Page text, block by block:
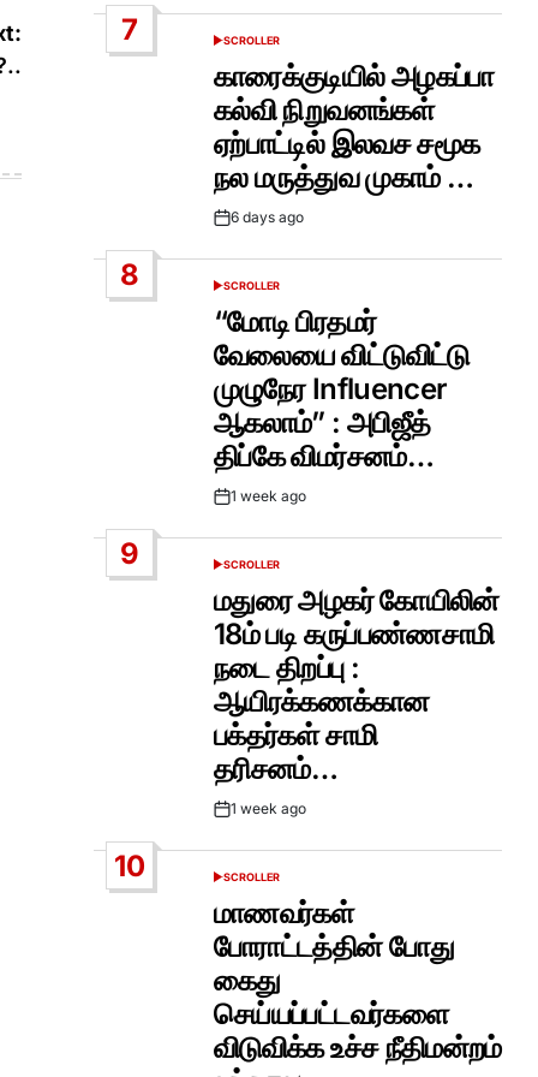
7
POSTED
SCROLLER
காரைக்குடியில் அழகப்பா
கல்வி நிறுவனங்கள்
ஏற்பாட்டில் இலவச சமூக
நல மருத்துவ முகாம் …
Post6 days ago
8
POSTED
SCROLLER
“மோடி பிரதமர்
வேலையை விட்டுவிட்டு
முழுநேர Influencer
ஆகலாம்” : அபிஜீத்
திப்கே விமர்சனம்…
Post1 week ago
9
POSTED
SCROLLER
மதுரை அழகர் கோயிலின்
18ம் படி கருப்பண்ணசாமி
நடை திறப்பு :
ஆயிரக்கணக்கான
பக்தர்கள் சாமி
தரிசனம்…
Post1 week ago
10
POSTED
SCROLLER
மாணவர்கள்
போராட்டத்தின் போது
கைது
செய்யப்பட்டவர்களை
விடுவிக்க உச்ச நீதிமன்றம்